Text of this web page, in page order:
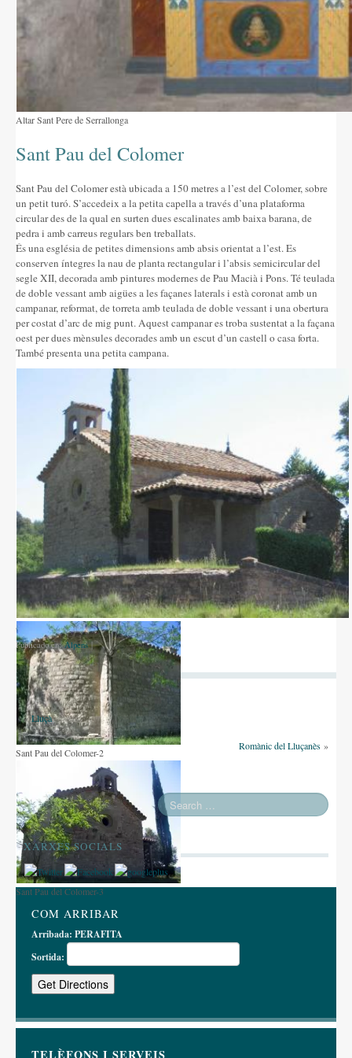
Altar Sant Pere de Serrallonga
Sant Pau del Colomer
Sant Pau del Colomer està ubicada a 150 metres a l’est del Colomer, sobre
un petit turó. S’accedeix a la petita capella a través d’una plataforma
circular des de la qual en surten dues escalinates amb baixa barana, de
pedra i amb carreus regulars ben treballats.
És una església de petites dimensions amb absis orientat a l’est. Es
conserven íntegres la nau de planta rectangular i l’absis semicircular del
segle XII, decorada amb pintures modernes de Pau Macià i Pons. Té teulada
de doble vessant amb aigües a les façanes laterals i està coronat amb un
campanar, reformat, de torreta amb teulada de doble vessant i una obertura
per costat d’arc de mig punt. Aquest campanar es troba sustentat a la façana
oest per dues mènsules decorades amb un escut d’un castell o casa forta.
També presenta una petita campana.
Sant Pau del Colomer
Sant Pau del Colomer-2
Sant Pau del Colomer-3
Publicado en:Alpens |
«Lluçà
Romànic del Lluçanès »
XARXES SOCIALS
COM ARRIBAR
Arribada: PERAFITA
Sortida:
TELÈFONS I SERVEIS